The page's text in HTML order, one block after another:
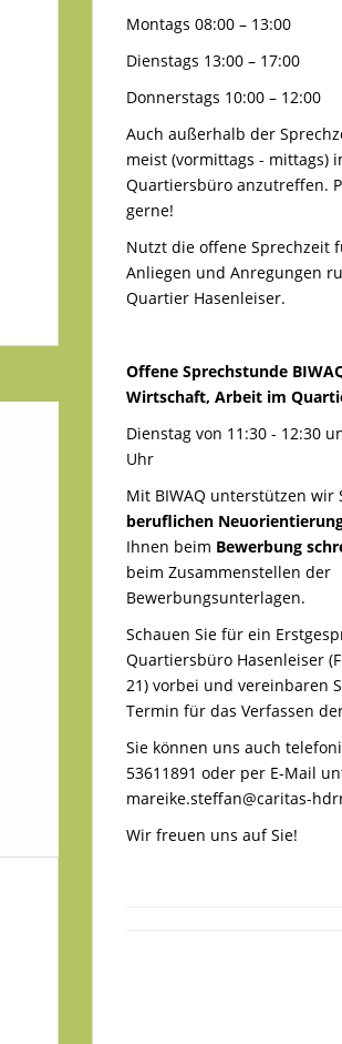
Montags 08:00 – 13:00
Dienstags 13:00 – 17:00
Donnerstags 10:00 – 12:00
Auch außerhalb der
meist (vormittags - mittags)
Quartiersbüro anzutreffen.
gerne!
Nutzt die offene Sprechzeit
Anliegen und Anregungen
Quartier Hasenleiser.
Offene Sprechstunde
Wirtschaft, Arbeit im
Dienstag von 11:30 - 12:30
Uhr
Mit BIWAQ unterstützen wir
beruflichen
Ihnen beim Bewerbung
beim Zusammenstellen der
Bewerbungsunterlagen.
Schauen Sie für ein
Quartiersbüro Hasenleiser
21) vorbei und vereinbaren
Termin für das Verfassen
Sie können uns auch
53611891 oder per E-Mail
mareike.steffan@caritas-
Wir freuen uns auf Sie!